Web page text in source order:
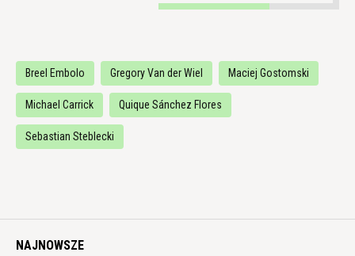
Breel Embolo Gregory Van der Wiel Maciej Gostomski
Michael Carrick Quique Sánchez Flores
Sebastian Steblecki
NAJNOWSZE